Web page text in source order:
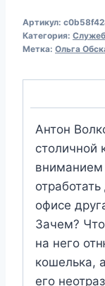
Артикул:
Категория:
Метка: Ольга
Антон
столичной
вниманием
офисе
Зачем?
на него
кошелька,
его